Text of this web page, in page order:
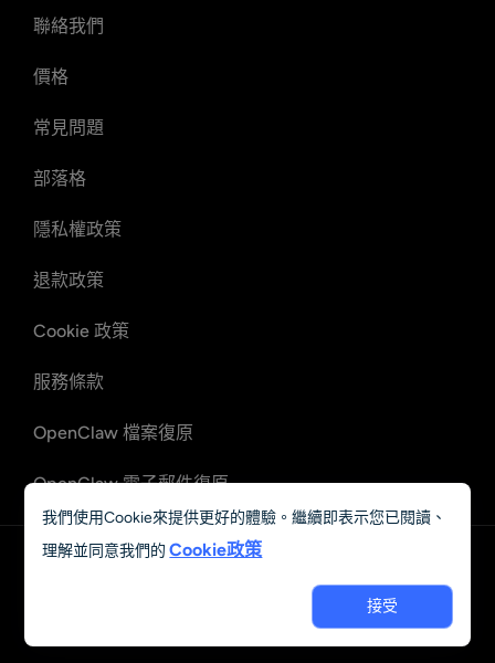
聯絡我們
價格
常見問題
部落格
隱私權政策
退款政策
Cookie 政策
服務條款
OpenClaw 檔案復原
OpenClaw 電子郵件復原
© 2023 - 2026 Grand Vision Tech Software Limited. All rights
我們使用Cookie來提供更好的體驗。繼續即表示您已閱讀、
理解並同意我們的Cookie政策
接受